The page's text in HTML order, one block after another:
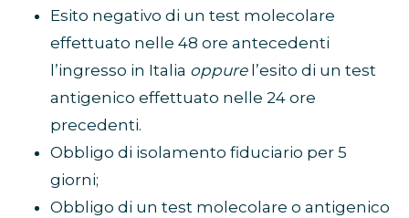
Esito negativo di un test molecolare
effettuato nelle 48 ore antecedenti
l’ingresso in Italia oppurel’esito di un test
antigenico effettuato nelle 24 ore
precedenti.
Obbligo di isolamento fiduciario per 5
giorni;
Obbligo di un test molecolare o antigenico